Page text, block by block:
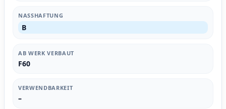
NASSHAFTUNG
B
AB WERK VERBAUT
F60
VERWENDBARKEIT
–